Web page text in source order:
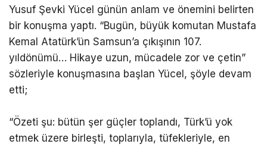
Yusuf Şevki Yücel günün anlam ve önemini belirten
bir konuşma yaptı. “Bugün, büyük komutan Mustafa
Kemal Atatürk’ün Samsun’a çıkışının 107.
yıldönümü… Hikaye uzun, mücadele zor ve çetin”
sözleriyle konuşmasına başlan Yücel, şöyle devam
etti;
“Özeti şu: bütün şer güçler toplandı, Türk’ü yok
etmek üzere birleşti, toplarıyla, tüfekleriyle, en